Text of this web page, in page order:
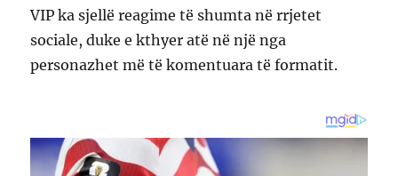
VIP ka sjellë reagime të shumta në rrjetet
sociale, duke e kthyer atë në një nga
personazhet më të komentuara të formatit.